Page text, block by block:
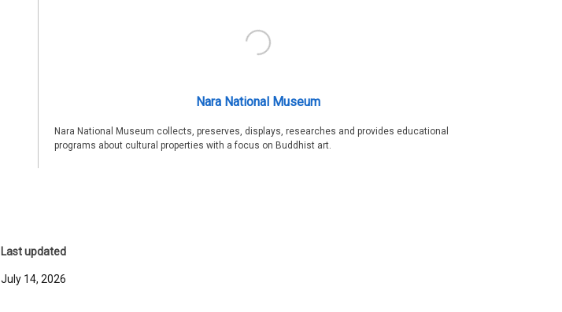
Nara National Museum
Nara National Museum collects, preserves, displays, researches and provides educational
programs about cultural properties with a focus on Buddhist art.
Last updated
July 14, 2026